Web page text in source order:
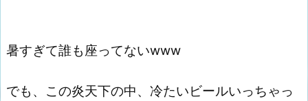
暑すぎて誰も座ってないwww
でも、この炎天下の中、冷たいビールいっちゃっ